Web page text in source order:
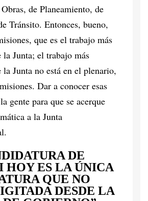
de Planeamiento, de
Tránsito. Entonces, bueno,
que es el trabajo más
Junta; el trabajo más
Junta no está en el plenario,
Dar a conocer esas
gente para que se acerque
a la Junta
DE
HOY ES LA ÚNICA
QUE NO
DESDE LA